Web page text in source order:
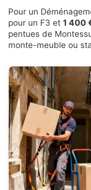
Pour un
pour un F3 et 1 400
pentues de
monte-meuble ou